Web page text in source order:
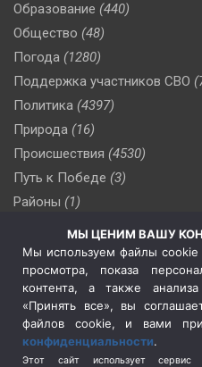
Образование (440)
Общество (48)
Погода (1280)
Поддержка участников СВО
Политика (4397)
Природа (16)
Происшествия (4530)
Путь к Победе (3)
Районы (1)
(510)
Сельское хозяйство (3)
Социальная политика
(3)
Спецоперация в Украине
Спецоперация на Украине
Спорт (740)
МЫ ЦЕНИМ ВАШУ
Мы используем файлы
просмотра, показа
контента, а также
«Принять все», вы
файлов cookie, и вами
конфиденциальности.
Этот сайт использует сервис